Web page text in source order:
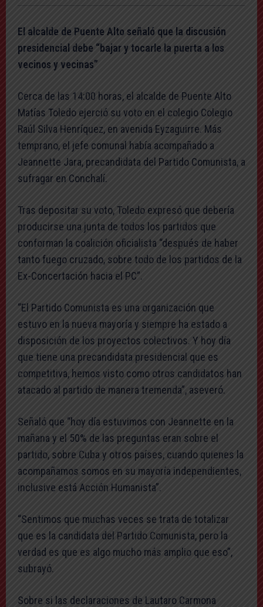
El alcalde de Puente Alto señaló que la discusión
presidencial debe “bajar y tocarle la puerta a los
vecinos y vecinas”
Cerca de las 14:00 horas, el alcalde de Puente Alto
Matías Toledo ejerció su voto en el colegio Colegio
Raúl Silva Henríquez, en avenida Eyzaguirre. Más
temprano, el jefe comunal había acompañado a
Jeannette Jara, precandidata del Partido Comunista, a
sufragar en Conchalí.
Tras depositar su voto, Toledo expresó que debería
producirse una junta de todos los partidos que
conforman la coalición oficialista “después de haber
tanto fuego cruzado, sobre todo de los partidos de la
Ex-Concertación hacia el PC”.
“El Partido Comunista es una organización que
estuvo en la nueva mayoría y siempre ha estado a
disposición de los proyectos colectivos. Y hoy día
que tiene una precandidata presidencial que es
competitiva, hemos visto como otros candidatos han
atacado al partido de manera tremenda”, aseveró.
Señaló que “hoy día estuvimos con Jeannette en la
mañana y el 50% de las preguntas eran sobre el
partido, sobre Cuba y otros países, cuando quienes la
acompañamos somos en su mayoría independientes,
inclusive está Acción Humanista”.
“Sentimos que muchas veces se trata de totalizar
que es la candidata del Partido Comunista, pero la
verdad es que es algo mucho más amplio que eso”,
subrayó.
Sobre si las declaraciones de Lautaro Carmona